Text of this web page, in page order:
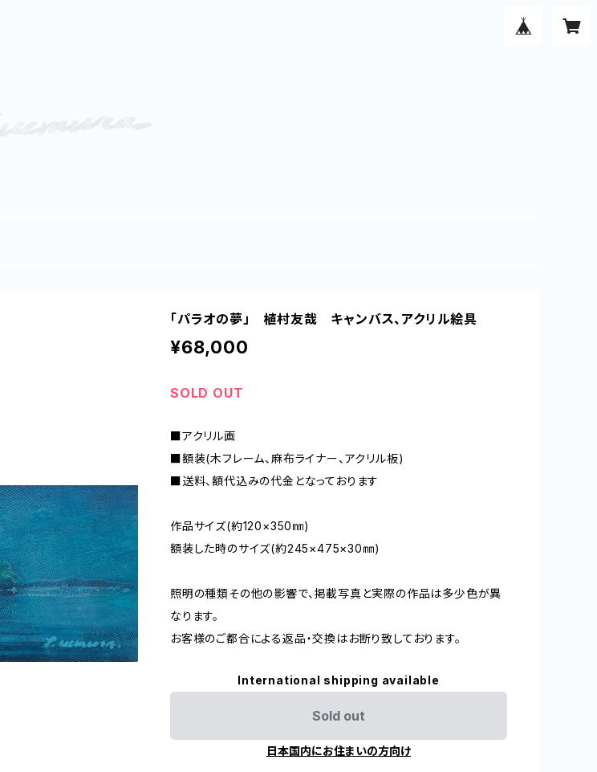
「パラオの夢」 植村友哉 キャンバス、アクリル絵具
¥68,000
SOLD OUT
■アクリル画
■額装(木フレーム、麻布ライナー、アクリル板)
■送料、額代込みの代金となっております
作品サイズ(約120×350㎜)
額装した時のサイズ(約245×475×30㎜)
照明の種類その他の影響で、掲載写真と実際の作品は多少色が異
なります。
お客様のご都合による返品・交換はお断り致しております。
International shipping available
Sold out
日本国内にお住まいの方向け